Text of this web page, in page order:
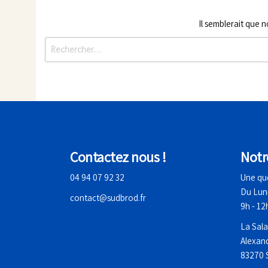
France dans
notre atelier
familial.
Il semblerait que
Contactez nous !
04 94 07 92 32
contact@sudbrod.fr
Une
Du
9h -
La
83270